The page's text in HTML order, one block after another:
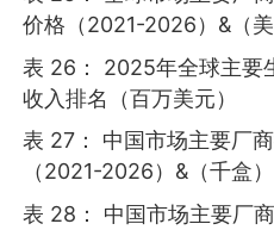
价格（2021-2026）&（美
表 26： 2025年全球主要
收入排名（百万美元）
表 27： 中国市场主要厂
（2021-2026）&（千盒）
表 28： 中国市场主要厂